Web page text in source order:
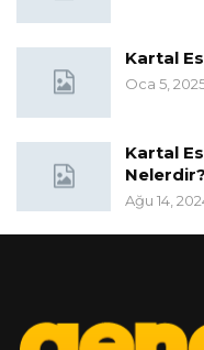
Kartal
Oca 5,
Kartal
Nelerdir?
Ağu 14,